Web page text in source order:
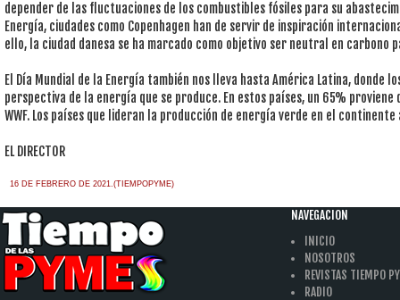
depender de las fluctuaciones de los combustibles fósiles para su
Energía, ciudades como Copenhagen han de servir de inspiración
ello, la ciudad danesa se ha marcado como objetivo ser neutral en carbono
El Día Mundial de la Energía también nos lleva hasta América Latina, donde
perspectiva de la energía que se produce. En estos países, un 65%
WWF. Los países que lideran la producción de energía verde en el continente
EL DIRECTOR
16 DE FEBRERO DE 2021.(TIEMPOPYME)
NAVEGACION
INICIO
NOSOTROS
REVISTAS TIEMPO
RADIO